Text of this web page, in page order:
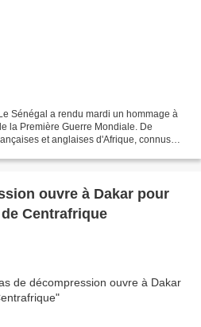
Sénégal a rendu mardi un hommage à
la Première Guerre Mondiale. De
et anglaises d'Afrique, connus
ouvre à Dakar pour
Centrafrique